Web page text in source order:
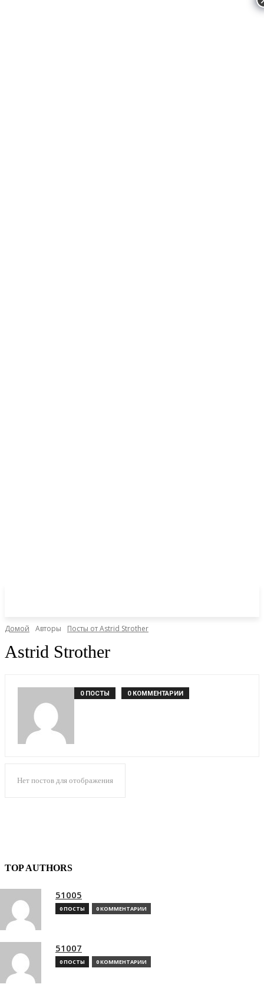
Домой Авторы Посты от Astrid Strother
Astrid Strother
0 ПОСТЫ 0 КОММЕНТАРИИ
Нет постов для отображения
TOP AUTHORS
51005
0 ПОСТЫ 0 КОММЕНТАРИИ
51007
0 ПОСТЫ 0 КОММЕНТАРИИ